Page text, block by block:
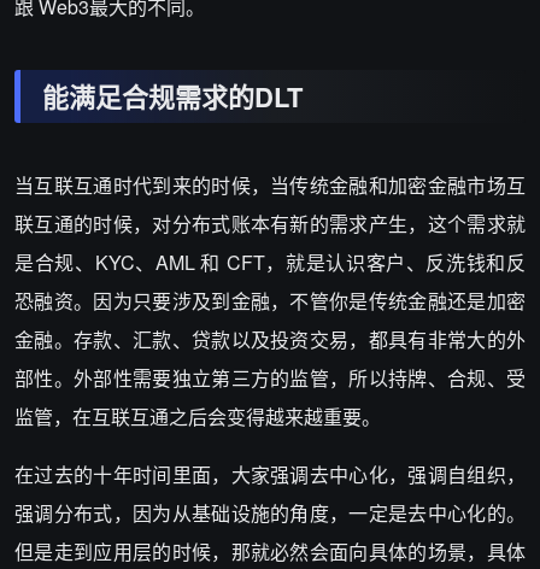
跟 Web3最大的不同。
能满足合规需求的DLT
当互联互通时代到来的时候，当传统金融和加密金融市场互
联互通的时候，对分布式账本有新的需求产生，这个需求就
是合规、KYC、AML 和 CFT，就是认识客户、反洗钱和反
恐融资。因为只要涉及到金融，不管你是传统金融还是加密
金融。存款、汇款、贷款以及投资交易，都具有非常大的外
部性。外部性需要独立第三方的监管，所以持牌、合规、受
监管，在互联互通之后会变得越来越重要。
在过去的十年时间里面，大家强调去中心化，强调自组织，
强调分布式，因为从基础设施的角度，一定是去中心化的。
但是走到应用层的时候，那就必然会面向具体的场景，具体